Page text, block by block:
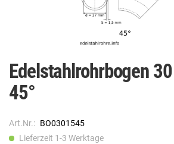
Edelstahlrohrbogen
45°
Art.Nr.: BO0301545
Lieferzeit 1-3 Werktage